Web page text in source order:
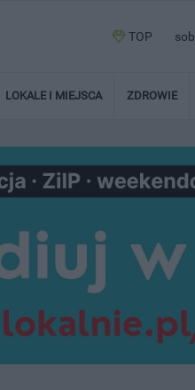
TOP
LOKALE I MIEJSCA ZDROWIE